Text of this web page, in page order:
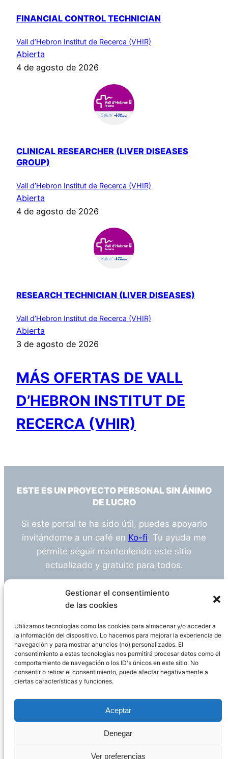
Gestionar el consentimiento
de las cookies
Utilizamos tecnologías como las cookies para almacenar y/o acceder a
la información del dispositivo. Lo hacemos para mejorar la experiencia de
navegación y para mostrar anuncios (no) personalizados. El
consentimiento a estas tecnologías nos permitirá procesar datos como el
comportamiento de navegación o los ID's únicos en este sitio. No
consentir o retirar el consentimiento, puede afectar negativamente a
ciertas características y funciones.
Aceptar
Denegar
Ver preferencias
FINANCIAL CONTROL TECHNICIAN
Vall d’Hebron Institut de Recerca (VHIR)
Abierta
4 de agosto de 2026
CLINICAL RESEARCHER (LIVER DISEASES
GROUP)
Vall d’Hebron Institut de Recerca (VHIR)
Abierta
4 de agosto de 2026
RESEARCH TECHNICIAN (LIVER DISEASES)
Vall d’Hebron Institut de Recerca (VHIR)
Abierta
3 de agosto de 2026
MÁS OFERTAS DE VALL
D’HEBRON INSTITUT DE
RECERCA (VHIR)
ESTE ES UN PROYECTO PERSONAL SIN ÁNIMO
DE LUCRO
Si este portal te ha sido útil, puedes apoyarlo
invitándome a un café en Ko-fi. Tu ayuda me
permite seguir manteniendo este sitio
actualizado y gratuito para todos.
¿Tienes alguna duda o sugerencia? Escríbeme
info@empleosanitarioinvestigacion.es
Descargo de Responsabilidad
Declaración de Privacidad Política de cookies
WordPress
Página administrada por Javier Ripoll